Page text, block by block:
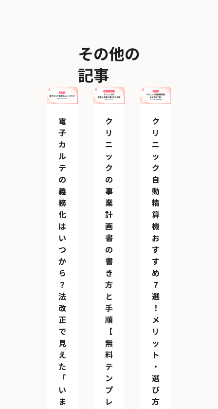
その他の
記事
電
子
カ
ル
テ
の
義
務
化
は
い
つ
か
ら
？
法
改
正
で
見
え
た
「
い
ま
ク
リ
ニ
ッ
ク
の
事
業
計
画
書
の
書
き
方
と
手
順
【
無
料
テ
ン
プ
レ
ク
リ
ニ
ッ
ク
自
動
精
算
機
お
す
す
め
７
選
！
メ
リ
ッ
ト
・
選
び
方